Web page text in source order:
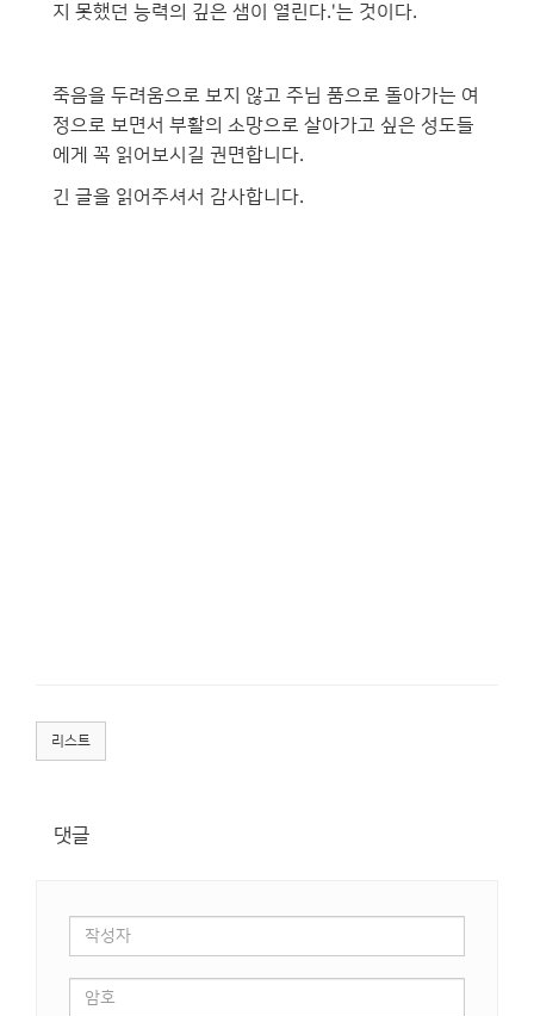
지 못했던 능력의 깊은 샘이 열린다.'는 것이다.
죽음을 두려움으로 보지 않고 주님 품으로 돌아가는 여
정으로 보면서 부활의 소망으로 살아가고 싶은 성도들
에게 꼭 읽어보시길 권면합니다.
긴 글을 읽어주셔서 감사합니다.
리스트
댓글